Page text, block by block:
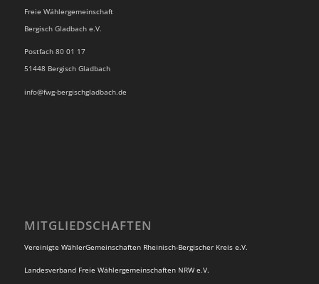
Freie Wählergemeinschaft
Bergisch Gladbach e.V.
Postfach 80 01 17
51448 Bergisch Gladbach
info@fwg-bergischgladbach.de
MITGLIEDSCHAFTEN
Vereinigte WählerGemeinschaften Rheinisch-Bergischer Kreis e.V.
Landesverband Freie Wählergemeinschaften NRW e.V.